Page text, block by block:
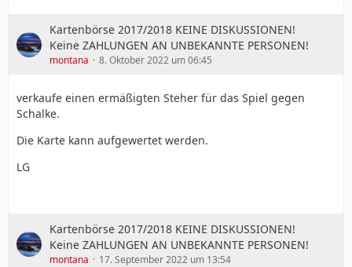
Kartenbörse 2017/2018 KEINE DISKUSSIONEN!
Keine ZAHLUNGEN AN UNBEKANNTE PERSONEN!
montana 8. Oktober 2022 um 06:45
verkaufe einen ermäßigten Steher für das Spiel gegen
Schalke.
Die Karte kann aufgewertet werden.
LG
Kartenbörse 2017/2018 KEINE DISKUSSIONEN!
Keine ZAHLUNGEN AN UNBEKANNTE PERSONEN!
montana 17. September 2022 um 13:54